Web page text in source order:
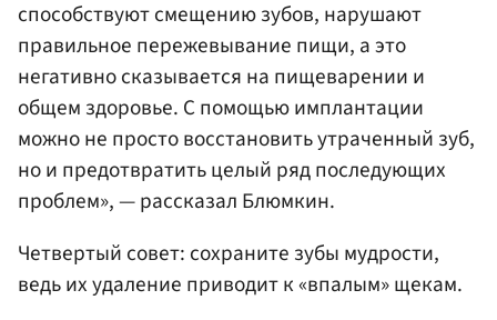
способствуют смещению зубов, нарушают
правильное пережевывание пищи, а это
негативно сказывается на пищеварении и
общем здоровье. С помощью имплантации
можно не просто восстановить утраченный зуб,
но и предотвратить целый ряд последующих
проблем», — рассказал Блюмкин.
Четвертый совет: сохраните зубы мудрости,
ведь их удаление приводит к «впалым» щекам.